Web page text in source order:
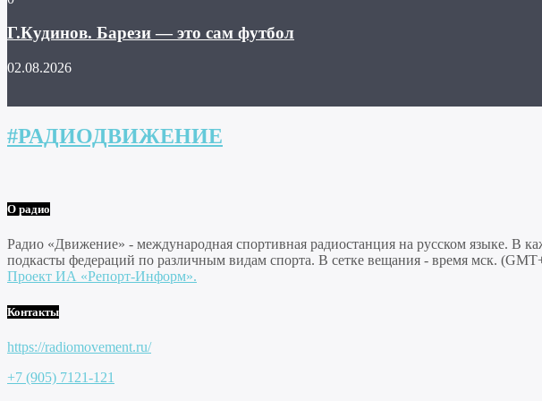
Г.Кудинов. Барези — это сам футбол
02.08.2026
#РАДИОДВИЖЕНИЕ
О радио
Радио «Движение» - международная спортивная радиостанция на русском языке. В
подкасты федераций по различным видам спорта. В сетке вещания - время мск.
Проект ИА «Репорт-Информ».
Контакты
https://radiomovement.ru/
+7 (905) 7121-121